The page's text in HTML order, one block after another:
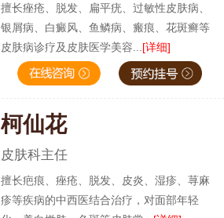
擅长痤疮、脱发、扁平疣、过敏性皮肤病、
银屑病、白癜风、鱼鳞病、瘢痕、花斑癣等
皮肤病诊疗及皮肤医学美容... [详细]
柯仙花
皮肤科主任
擅长疤痕、痤疮、脱发、皮炎、湿疹、荨麻
疹等疾病的中西医结合治疗，对面部年轻